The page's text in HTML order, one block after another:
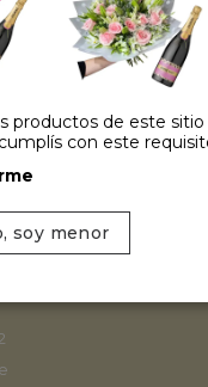
productos de este
con este